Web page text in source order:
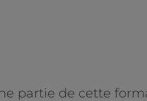
partie de cette